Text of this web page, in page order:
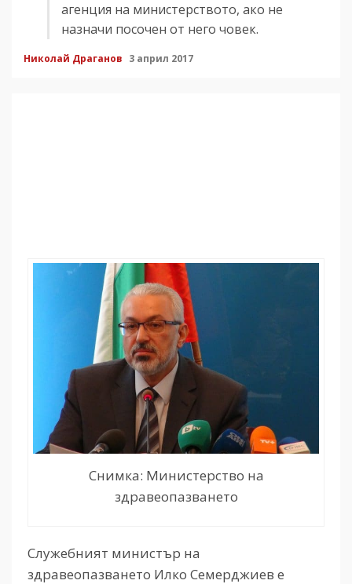
агенция на министерството, ако не
назначи посочен от него човек.
Николай Драганов 3 април 2017
Снимка: Министерство на
здравеопазването
Служебният министър на
здравеопазването Илко Семерджиев е